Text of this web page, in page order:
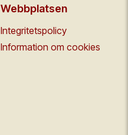
Webbplatsen
Integritetspolicy
Information om cookies